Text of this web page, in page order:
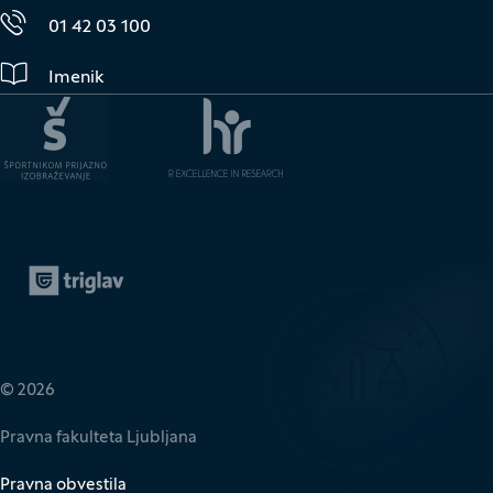
01 42 03 100
Imenik
© 2026
Pravna fakulteta Ljubljana
Pravna obvestila